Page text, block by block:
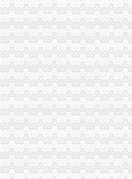
丰都局围绕“消费与环境”重
陈文渝副局长对部分保险企
武隆县工商局重庆代办公司
江北区工商分局渝中区代办
高新区工商分局七项措施贯
万州高笋塘工商所七大措施
大渡口区工商分局渝中区代
渝中区局重庆代办公司圆满
渝北局重庆代办公司制定八
重庆渝中区
渝中区重点高中_渝中区重点
重庆渝中区2016年3季度选聘